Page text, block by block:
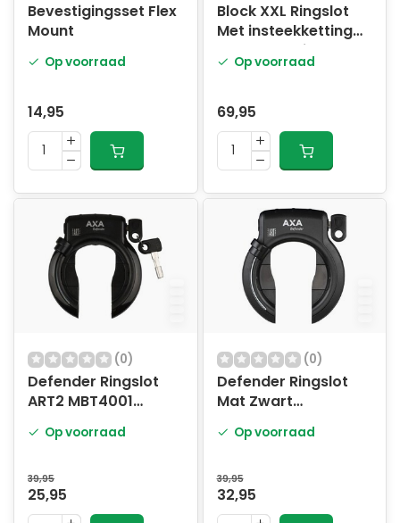
Bevestigingsset Flex
Mount
Op voorraad
14,95
Block XXL Ringslot
Met insteekketting
en zadeltasje
Op voorraad
69,95
(0)
Defender Ringslot
ART2 MBT4001
Op voorraad
39,95
25,95
(0)
Defender Ringslot
Mat Zwart
Op voorraad
39,95
32,95